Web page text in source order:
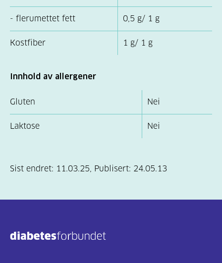
- flerumettet fett 0,5 g/ 1 g
Kostfiber 1 g/ 1 g
Innhold av allergener
Gluten Nei
Laktose Nei
Sist endret: 11.03.25, Publisert: 24.05.13